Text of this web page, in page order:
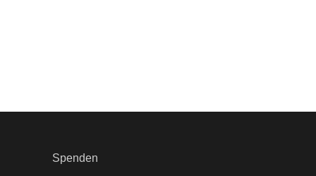
Spenden